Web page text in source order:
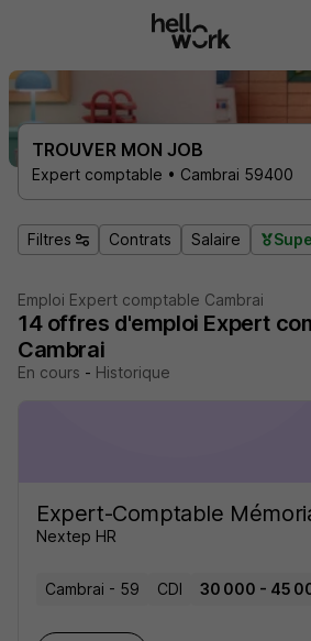
TROUVER MON JOB
Expert comptable • Cambrai 59400
Filtres Contrats Salaire
Emploi Expert comptable Cambrai
14 offres d'emploi Expert
Cambrai
En cours - Historique
Expert-Comptable
Nextep HR
Cambrai - 59 CDI 30 000 - 45